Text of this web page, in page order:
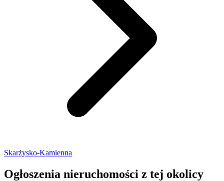
Skarżysko-Kamienna
Ogłoszenia nieruchomości z tej okolicy